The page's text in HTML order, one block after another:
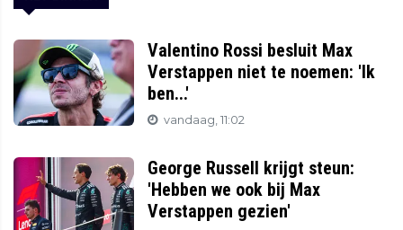
Valentino Rossi besluit Max
Verstappen niet te noemen: 'Ik
ben...'
vandaag, 11:02
George Russell krijgt steun:
'Hebben we ook bij Max
Verstappen gezien'